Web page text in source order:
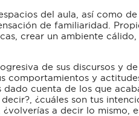
del aula, así como
de familiaridad.
crear un ambiente
de sus discursos y
comportamientos y
dado cuenta de los que
¿cuáles son tus
¿volverías a decir lo mismo,